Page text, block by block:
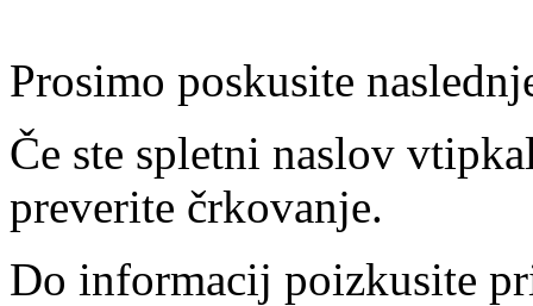
Prosimo poskusite
Če ste spletni naslov
preverite črkovanje.
Do informacij poizkusite